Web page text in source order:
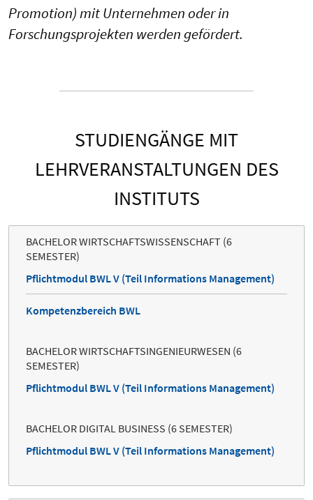
Promotion) mit Unternehmen oder in
Forschungsprojekten werden gefördert.
STUDIENGÄNGE MIT
LEHRVERANSTALTUNGEN DES
INSTITUTS
BACHELOR WIRTSCHAFTSWISSENSCHAFT (6
SEMESTER)
Pflichtmodul BWL V (Teil Informations Management)
Kompetenzbereich BWL
BACHELOR WIRTSCHAFTSINGENIEURWESEN (6
SEMESTER)
Pflichtmodul BWL V (Teil Informations Management)
BACHELOR DIGITAL BUSINESS (6 SEMESTER)
Pflichtmodul BWL V (Teil Informations Management)